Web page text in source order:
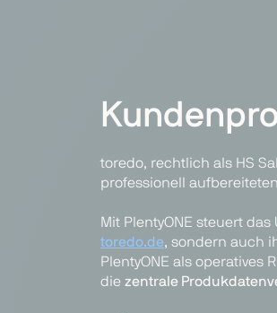
toredo, rechtlich als HS
professionell
Mit PlentyONE steuert
toredo.de, sondern auch
PlentyONE als operatives
die zentrale